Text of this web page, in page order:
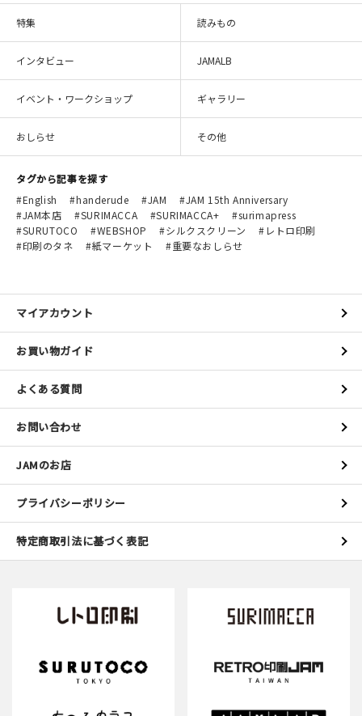
特集 読みもの
インタビュー JAMALB
イベント・ワークショップ ギャラリー
おしらせ その他
タグから記事を探す
English
handerude JAM
JAM 15th Anniversary
JAM本店
SURIMACCA SURIMACCA+
surimapress
SURUTOCO
WEBSHOP シルクスクリーン
レトロ印刷
印刷のタネ
紙マーケット 重要なおしらせ
マイアカウント
お買い物ガイド
よくある質問
お問い合わせ
JAMのお店
プライバシーポリシー
特定商取引法に基づく表記